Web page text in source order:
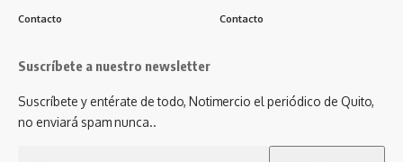
Contacto Contacto
Suscríbete a nuestro newsletter
Suscríbete y entérate de todo, Notimercio el periódico de Quito,
no enviará spam nunca..